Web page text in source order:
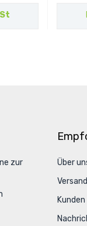
zur
Über
Versand
Kunden